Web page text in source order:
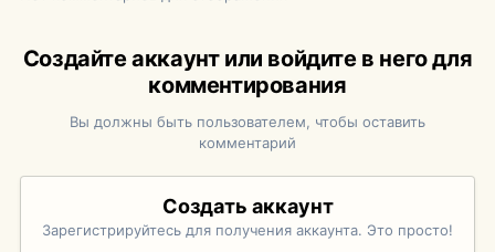
Создайте аккаунт или войдите в него для
комментирования
Вы должны быть пользователем, чтобы оставить
комментарий
Создать аккаунт
Зарегистрируйтесь для получения аккаунта. Это просто!